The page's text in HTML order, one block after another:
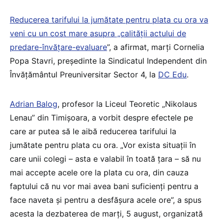
Reducerea tarifului la jumătate pentru plata cu ora va
veni cu un cost mare asupra „calității actului de
predare-învățare-evaluare”, a afirmat, marți Cornelia
Popa Stavri, președinte la Sindicatul Independent din
Învăţământul Preuniversitar Sector 4, la DC Edu.
Adrian Balog, profesor la Liceul Teoretic „Nikolaus
Lenau” din Timișoara, a vorbit despre efectele pe
care ar putea să le aibă reducerea tarifului la
jumătate pentru plata cu ora. „Vor exista situații în
care unii colegi – asta e valabil în toată țara – să nu
mai accepte acele ore la plata cu ora, din cauza
faptului că nu vor mai avea bani suficienți pentru a
face naveta și pentru a desfășura acele ore”, a spus
acesta la dezbaterea de marți, 5 august, organizată